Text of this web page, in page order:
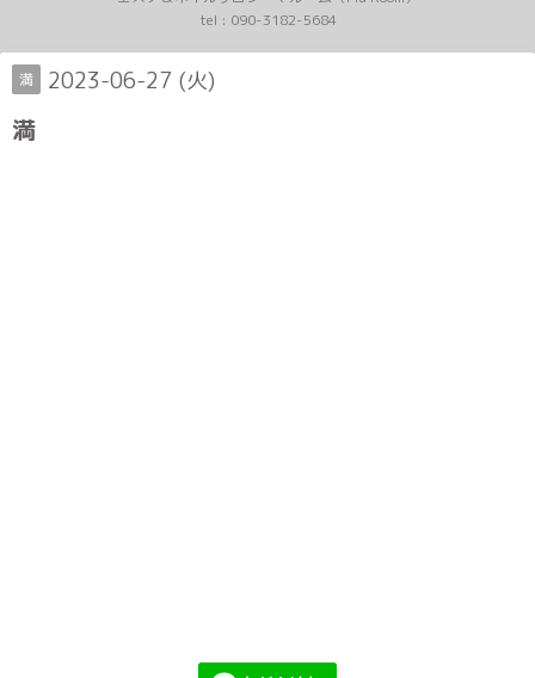
tel : 090-3182-5684
満 2023-06-27 (火)
満